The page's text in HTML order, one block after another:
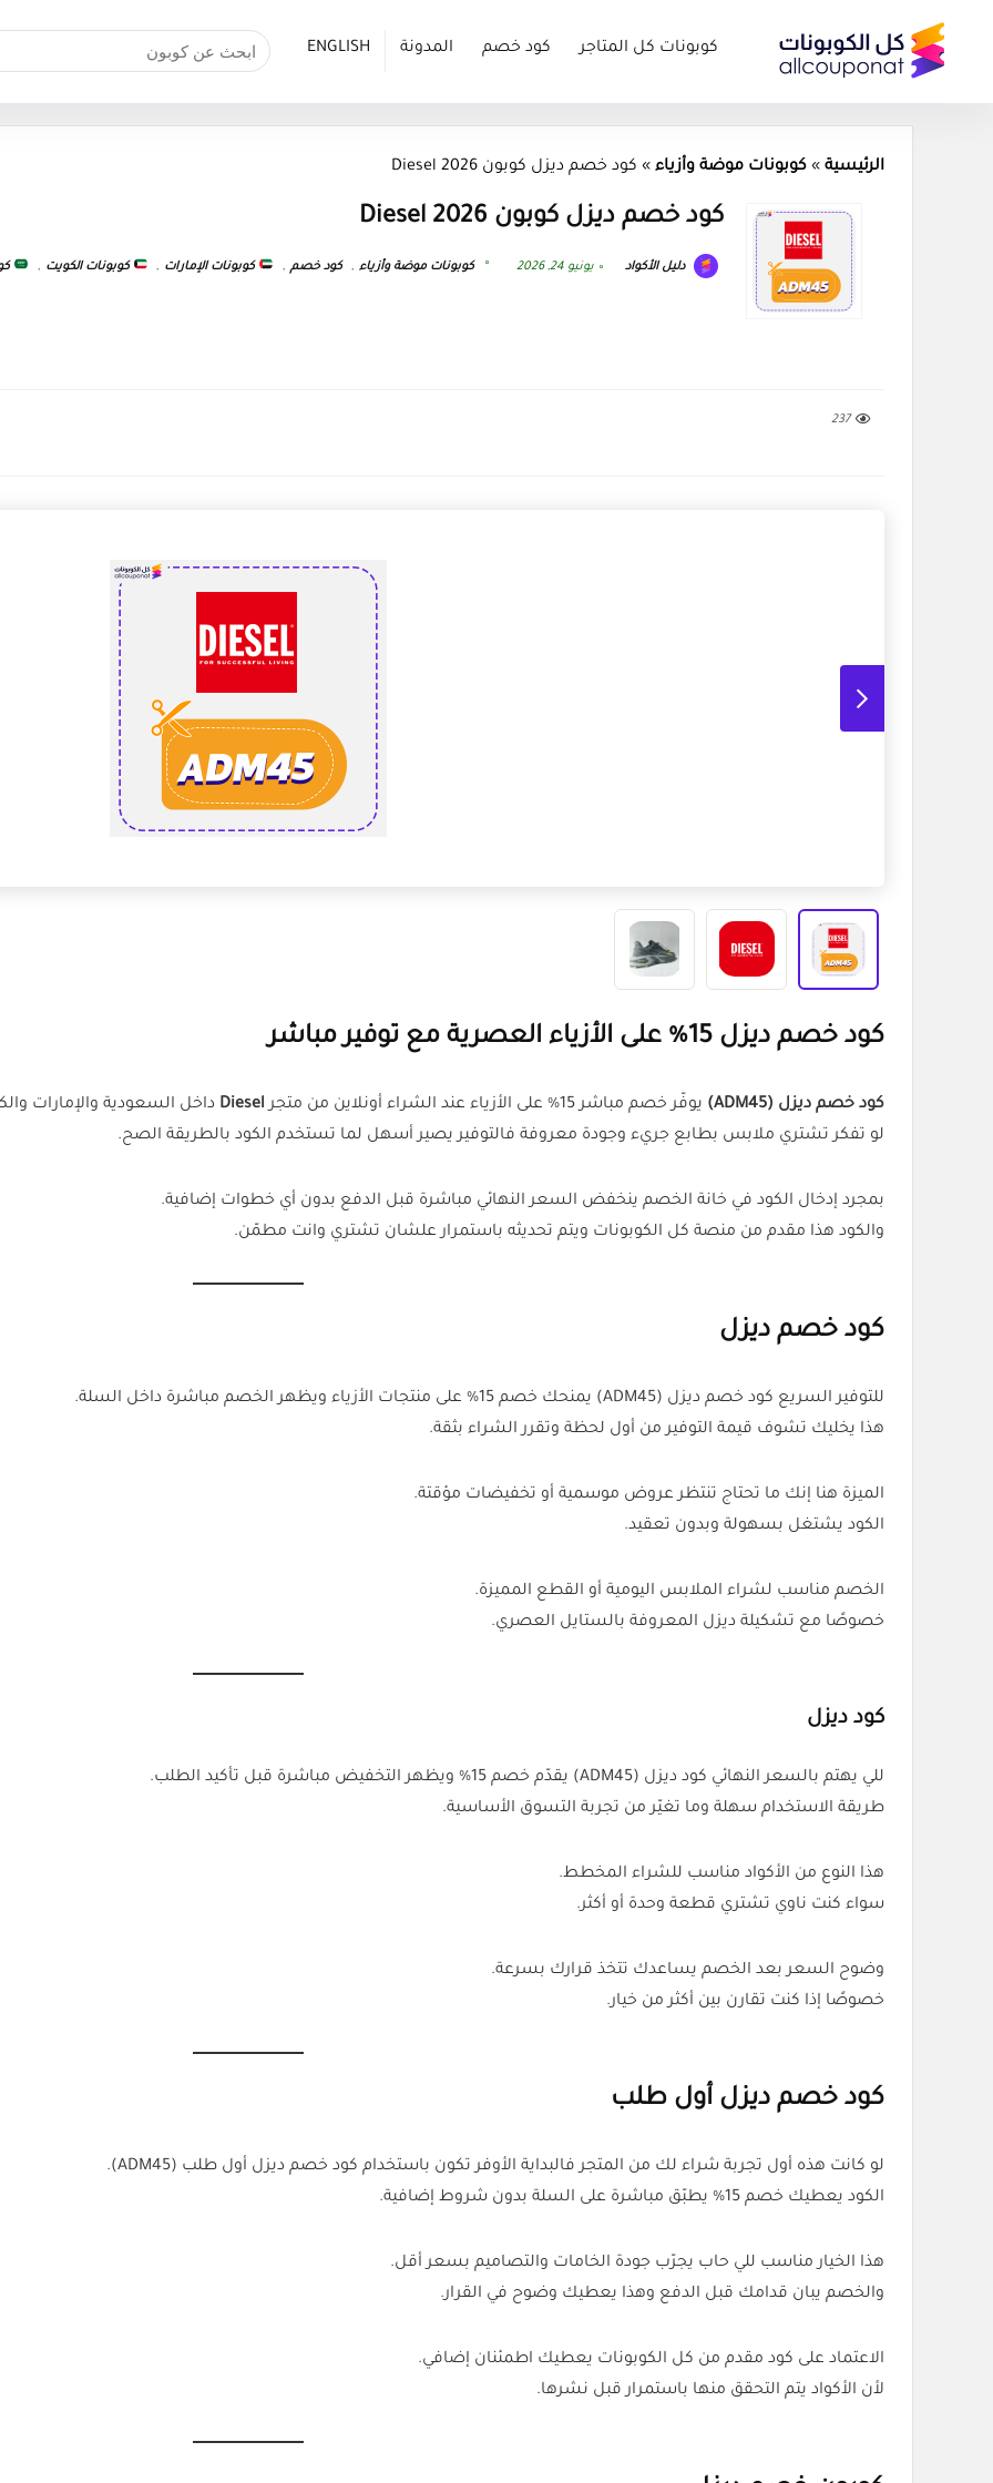
كوبونات كل المتاجر كود خصم المدونة ENGLISH
الرئيسية » كوبونات موضة وأزياء » كود خصم ديزل كوبون Diesel 2026
كود خصم ديزل كوبون Diesel 2026
دليل الأكواد يونيو 24, 2026 كوبونات موضة وأزياء , كود خصم , كوبونات الإمارات , كوبونات الكويت ,
237
كود خصم ديزل 15% على الأزياء العصرية مع توفير مباشر
كود خصم ديزل (ADM45) يوفّر خصم مباشر 15% على الأزياء عند الشراء أونلاين من متجر Diesel داخل السعودية والإمارات
لو تفكر تشتري ملابس بطابع جريء وجودة معروفة فالتوفير يصير أسهل لما تستخدم الكود بالطريقة الصح.
بمجرد إدخال الكود في خانة الخصم ينخفض السعر النهائي مباشرة قبل الدفع بدون أي خطوات إضافية.
والكود هذا مقدم من منصة كل الكوبونات ويتم تحديثه باستمرار علشان تشتري وانت مطمّن.
كود خصم ديزل
للتوفير السريع كود خصم ديزل (ADM45) يمنحك خصم 15% على منتجات الأزياء ويظهر الخصم مباشرة داخل السلة.
هذا يخليك تشوف قيمة التوفير من أول لحظة وتقرر الشراء بثقة.
الميزة هنا إنك ما تحتاج تنتظر عروض موسمية أو تخفيضات مؤقتة.
الكود يشتغل بسهولة وبدون تعقيد.
الخصم مناسب لشراء الملابس اليومية أو القطع المميزة.
خصوصًا مع تشكيلة ديزل المعروفة بالستايل العصري.
كود ديزل
للي يهتم بالسعر النهائي كود ديزل (ADM45) يقدّم خصم 15% ويظهر التخفيض مباشرة قبل تأكيد الطلب.
طريقة الاستخدام سهلة وما تغيّر من تجربة التسوق الأساسية.
هذا النوع من الأكواد مناسب للشراء المخطط.
سواء كنت ناوي تشتري قطعة وحدة أو أكثر.
وضوح السعر بعد الخصم يساعدك تتخذ قرارك بسرعة.
خصوصًا إذا كنت تقارن بين أكثر من خيار.
كود خصم ديزل أول طلب
لو كانت هذه أول تجربة شراء لك من المتجر فالبداية الأوفر تكون باستخدام كود خصم ديزل أول طلب (ADM45).
الكود يعطيك خصم 15% يطبّق مباشرة على السلة بدون شروط إضافية.
هذا الخيار مناسب للي حاب يجرّب جودة الخامات والتصاميم بسعر أقل.
والخصم يبان قدامك قبل الدفع وهذا يعطيك وضوح في القرار.
الاعتماد على كود مقدم من كل الكوبونات يعطيك اطمئنان إضافي.
لأن الأكواد يتم التحقق منها باستمرار قبل نشرها.